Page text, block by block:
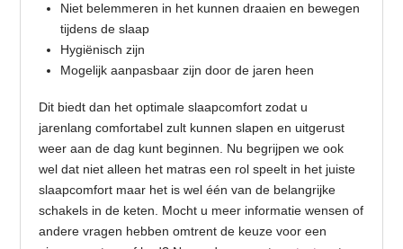
Niet belemmeren in het kunnen draaien en bewegen
tijdens de slaap
Hygiënisch zijn
Mogelijk aanpasbaar zijn door de jaren heen
Dit biedt dan het optimale slaapcomfort zodat u
jarenlang comfortabel zult kunnen slapen en uitgerust
weer aan de dag kunt beginnen. Nu begrijpen we ook
wel dat niet alleen het matras een rol speelt in het juiste
slaapcomfort maar het is wel één van de belangrijke
schakels in de keten. Mocht u meer informatie wensen of
andere vragen hebben omtrent de keuze voor een